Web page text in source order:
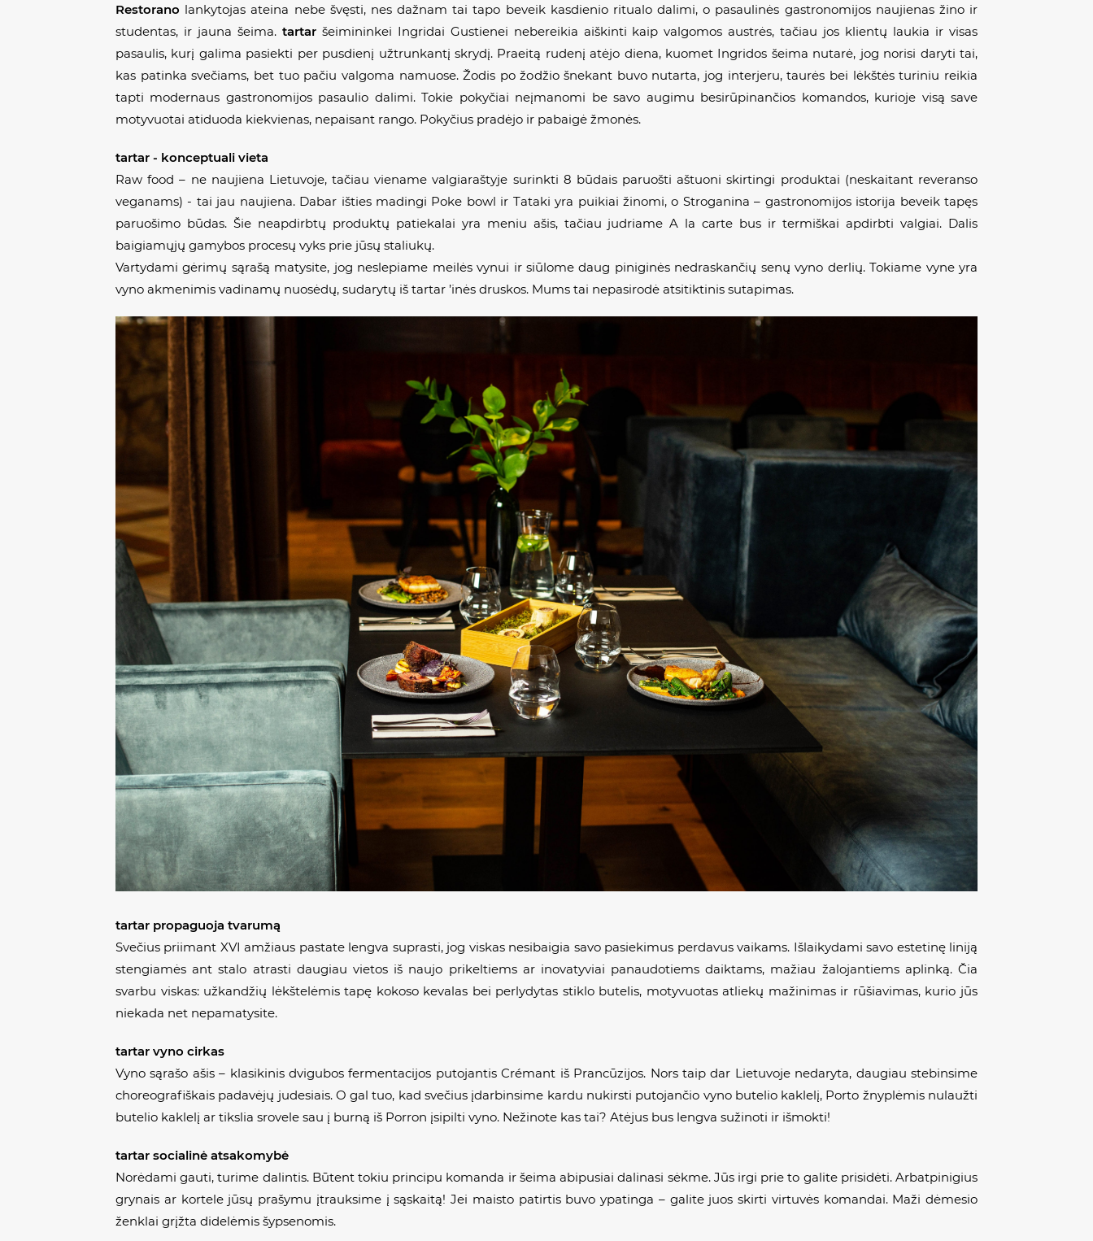
Restorano lankytojas ateina nebe švęsti, nes dažnam tai tapo beveik kasdienio ritualo dalimi, o pasaulinės gastronomijos naujienas žino ir
studentas, ir jauna šeima. tartaršeimininkei Ingridai Gustienei nebereikia aiškinti kaip valgomos austrės, tačiau jos klientų laukia ir visas
pasaulis, kurį galima pasiekti per pusdienį užtrunkantį skrydį. Praeitą rudenį atėjo diena, kuomet Ingridos šeima nutarė, jog norisi daryti tai,
kas patinka svečiams, bet tuo pačiu valgoma namuose. Žodis po žodžio šnekant buvo nutarta, jog interjeru, taurės bei lėkštės turiniu reikia
tapti modernaus gastronomijos pasaulio dalimi. Tokie pokyčiai neįmanomi be savo augimu besirūpinančios komandos, kurioje visą save
motyvuotai atiduoda kiekvienas, nepaisant rango. Pokyčius pradėjo ir pabaigė žmonės.
tartar - konceptuali vieta
Raw food – ne naujiena Lietuvoje, tačiau viename valgiaraštyje surinkti 8 būdais paruošti aštuoni skirtingi produktai (neskaitant reveranso
veganams) - tai jau naujiena. Dabar išties madingi Poke bowl ir Tataki yra puikiai žinomi, o Stroganina – gastronomijos istorija beveik tapęs
paruošimo būdas. Šie neapdirbtų produktų patiekalai yra meniu ašis, tačiau judriame A la carte bus ir termiškai apdirbti valgiai. Dalis
baigiamųjų gamybos procesų vyks prie jūsų staliukų.
Vartydami gėrimų sąrašą matysite, jog neslepiame meilės vynui ir siūlome daug piniginės nedraskančių senų vyno derlių. Tokiame vyne yra
vyno akmenimis vadinamų nuosėdų, sudarytų iš tartar ’inės druskos. Mums tai nepasirodė atsitiktinis sutapimas.
tartar propaguoja tvarumą
Svečius priimant XVI amžiaus pastate lengva suprasti, jog viskas nesibaigia savo pasiekimus perdavus vaikams. Išlaikydami savo estetinę liniją
stengiamės ant stalo atrasti daugiau vietos iš naujo prikeltiems ar inovatyviai panaudotiems daiktams, mažiau žalojantiems aplinką. Čia
svarbu viskas: užkandžių lėkštelėmis tapę kokoso kevalas bei perlydytas stiklo butelis, motyvuotas atliekų mažinimas ir rūšiavimas, kurio jūs
niekada net nepamatysite.
tartar vyno cirkas
Vyno sąrašo ašis – klasikinis dvigubos fermentacijos putojantis Crémant iš Prancūzijos. Nors taip dar Lietuvoje nedaryta, daugiau stebinsime
choreografiškais padavėjų judesiais. O gal tuo, kad svečius įdarbinsime kardu nukirsti putojančio vyno butelio kaklelį, Porto žnyplėmis nulaužti
butelio kaklelį ar tikslia srovele sau į burną iš Porron įsipilti vyno. Nežinote kas tai? Atėjus bus lengva sužinoti ir išmokti!
tartar socialinė atsakomybė
Norėdami gauti, turime dalintis. Būtent tokiu principu komanda ir šeima abipusiai dalinasi sėkme. Jūs irgi prie to galite prisidėti. Arbatpinigius
grynais ar kortele jūsų prašymu įtrauksime į sąskaitą! Jei maisto patirtis buvo ypatinga – galite juos skirti virtuvės komandai. Maži dėmesio
ženklai grįžta didelėmis šypsenomis.